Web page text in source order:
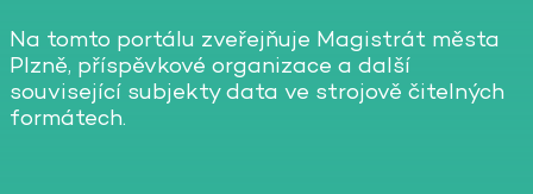
Na tomto portálu zveřejňuje Magistrát města
Plzně, příspěvkové organizace a další
související subjekty data ve strojově čitelných
formátech.